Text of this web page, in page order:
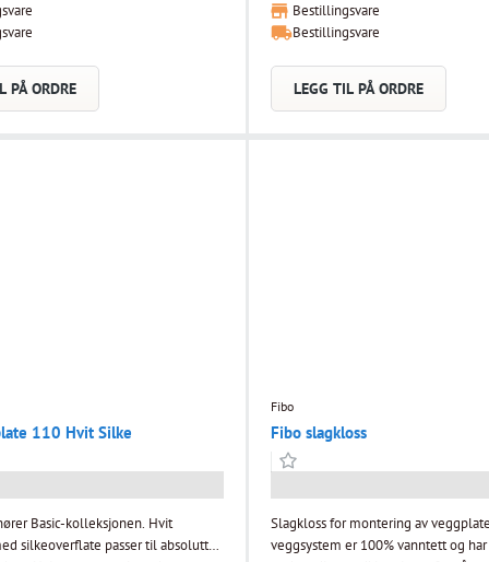
godkjenninger for våtrom. For å
og godkjent resultat har Fibo et
PÅ ORDRE
godkjenninger for våtrom. For å sikre
godkjent resultat har Fibo et stort
Bestillingsvare
Bestillingsvare
LEGG TIL PÅ ORDRE
110 Hvit Silke
Basic-kolleksjonen. Hvit
silkeoverflate passer til absolutt
Fibo
Fibo slagkloss
Slagkloss for montering av veggplater.
veggsystem er 100% vanntett og